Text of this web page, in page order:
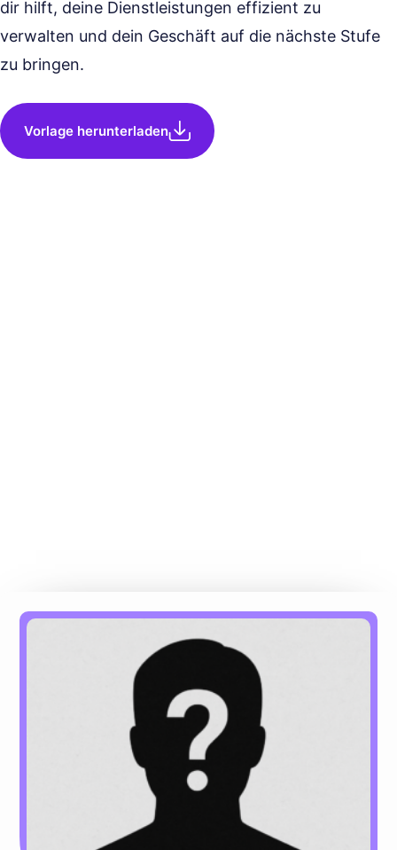
dir hilft, deine Dienstleistungen effizient zu
verwalten und dein Geschäft auf die nächste Stufe
zu bringen.
Vorlage herunterladen